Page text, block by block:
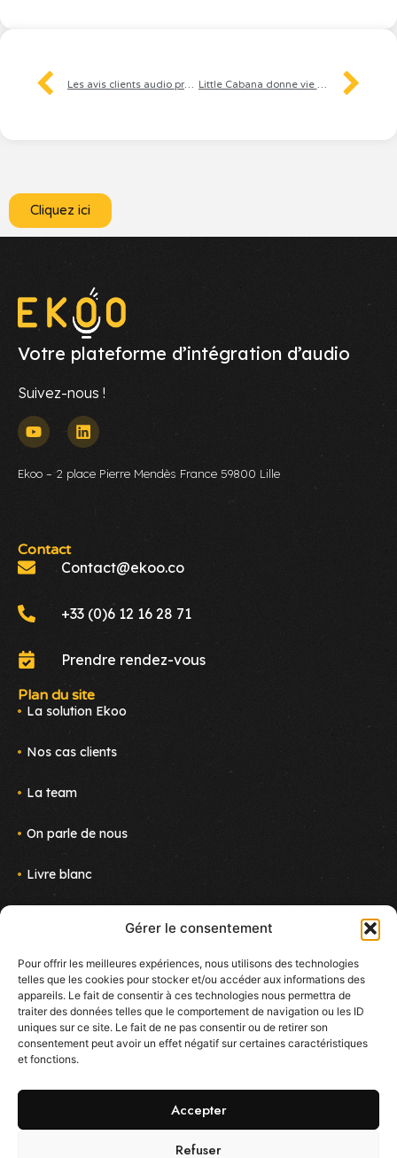
Gérer le consentement
Pour offrir les meilleures expériences, nous utilisons des technologies
telles que les cookies pour stocker et/ou accéder aux informations des
appareils. Le fait de consentir à ces technologies nous permettra de
traiter des données telles que le comportement de navigation ou les ID
uniques sur ce site. Le fait de ne pas consentir ou de retirer son
consentement peut avoir un effet négatif sur certaines caractéristiques
et fonctions.
Accepter
Refuser
Les avis clients audio prennent de l’ampleur chez Carrefour Little Cabana donne vie à son univers grâce à l’audio
Cliquez ici
Votre plateforme d’intégration d’audio
Suivez-nous !
Ekoo – 2 place Pierre Mendès France 59800 Lille
Contact
Contact@ekoo.co
+33 (0)6 12 16 28 71
Prendre rendez-vous
Plan du site
La solution Ekoo
Nos cas clients
La team
On parle de nous
Livre blanc
Nous rejoindre
Newsletter
Suivez le projet !
E-mail
J'accepte de reçevoir des mails sur les nouveautés